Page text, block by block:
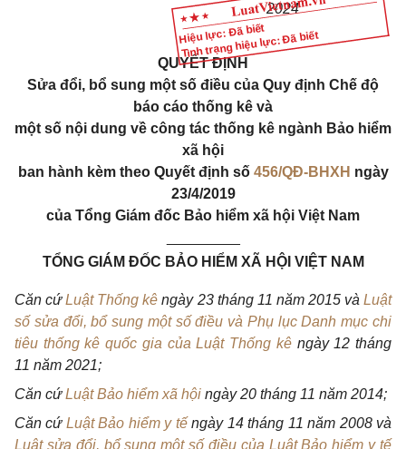
Hiệu lực: Đã biết
Tình trạng hiệu lực: Đã biết
2024
QUYẾTĐỊNH
Sửa đổi, bổ sung một số điều của Quy định Chế độ
báo cáo thống kê và
một số nội dung về công tác thống kê ngành Bảo hiểm
xã hội
ban hành kèm theo Quyết định số 456/QĐ-BHXH ngày
23/4/2019
của Tổng Giám đốc Bảo hiểm xã hội Việt Nam
TỔNG GIÁM ĐỐC BẢO H IỂ M XÃ HỘI VIỆT NAM
Căn cứLuật Thống kê ngày 23 tháng 11 năm 2015 vàLuật
số sửa đổi, bổ sung một số điều và Phụ lục Danh mục chi
tiêu thống kê quốc gia của Luật Thống kêngày 12 tháng
11 năm 2021;
Căn cứLuật Bảo hiểm xã hội ngày20 tháng 11 năm 2014;
Căncứ Luật Bảo hiểm y tếngày 14 tháng 11 năm 2008 và
Luật sửa đổi, bổ sung một số điều của Luật Bảo hiểm y tế